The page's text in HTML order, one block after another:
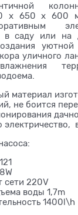
x 650 x 600
в саду или на
уличного
материал
не боится
электричество,
сети 220V
воды 1,7m
1400l\h